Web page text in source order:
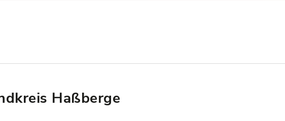
Haßberge